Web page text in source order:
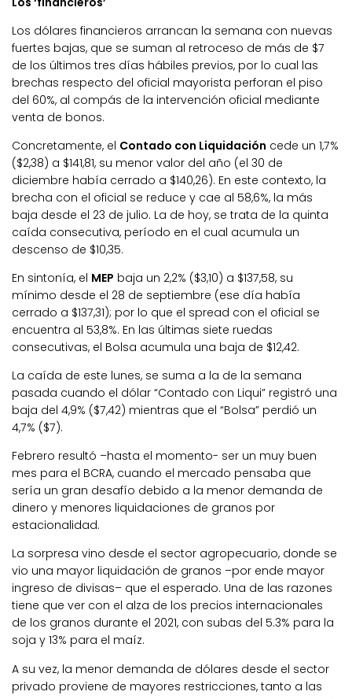
Los dólares financieros arrancan la semana con nuevas
fuertes bajas, que se suman al retroceso de más de $7
de los últimos tres días hábiles previos, por lo cual las
brechas respecto del oficial mayorista perforan el piso
del 60%, al compás de la intervención oficial mediante
venta de bonos.
Concretamente, el Contado con Liquidación cede un 1,7%
($2,38) a $141,81, su menor valor del año (el 30 de
diciembre había cerrado a $140,26). En este contexto, la
brecha con el oficial se reduce y cae al 58,6%, la más
baja desde el 23 de julio. La de hoy, se trata de la quinta
caída consecutiva, período en el cual acumula un
descenso de $10,35.
En sintonía, el MEP baja un 2,2% ($3,10) a $137,58, su
mínimo desde el 28 de septiembre (ese día había
cerrado a $137,31); por lo que el spread con el oficial se
encuentra al 53,8%. En las últimas siete ruedas
consecutivas, el Bolsa acumula una baja de $12,42.
La caída de este lunes, se suma a la de la semana
pasada cuando el dólar “Contado con Liqui” registró una
baja del 4,9% ($7,42) mientras que el “Bolsa” perdió un
4,7% ($7).
Febrero resultó –hasta el momento- ser un muy buen
mes para el BCRA, cuando el mercado pensaba que
sería un gran desafío debido a la menor demanda de
dinero y menores liquidaciones de granos por
estacionalidad.
La sorpresa vino desde el sector agropecuario, donde se
vio una mayor liquidación de granos –por ende mayor
ingreso de divisas– que el esperado. Una de las razones
tiene que ver con el alza de los precios internacionales
de los granos durante el 2021, con subas del 5.3% para la
soja y 13% para el maíz.
A su vez, la menor demanda de dólares desde el sector
privado proviene de mayores restricciones, tanto a las